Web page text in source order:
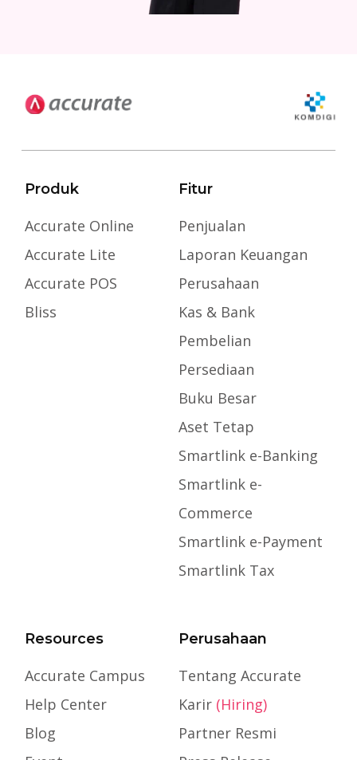
Produk
Accurate Online
Accurate Lite
Accurate POS
Bliss
Fitur
Penjualan
Laporan Keuangan
Perusahaan
Kas & Bank
Pembelian
Persediaan
Buku Besar
Aset Tetap
Smartlink e-Banking
Smartlink e-
Commerce
Smartlink e-Payment
Smartlink Tax
Resources
Accurate Campus
Help Center
Blog
Perusahaan
Tentang Accurate
Karir (Hiring)
Partner Resmi